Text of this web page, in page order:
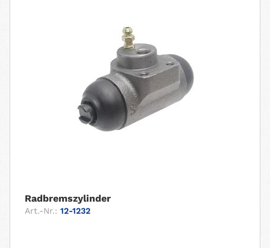
Radbremszylinder
Art.-Nr.: 12-1232